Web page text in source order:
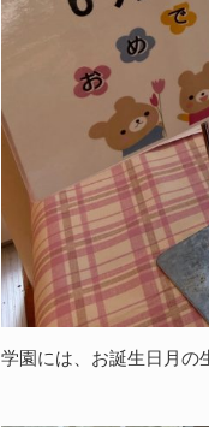
学園には、お誕生日月の